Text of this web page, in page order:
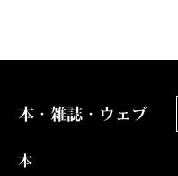
本・雑誌・ウェブ
本